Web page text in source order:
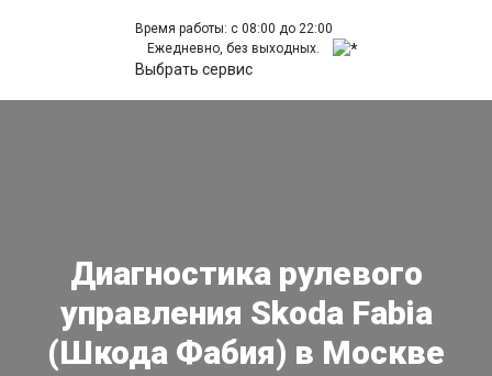
Время работы: с 08:00 до 22:00
Ежедневно, без выходных.
Выбрать сервис
Диагностика рулевого
управления Skoda Fabia
(Шкода Фабия) в Москве